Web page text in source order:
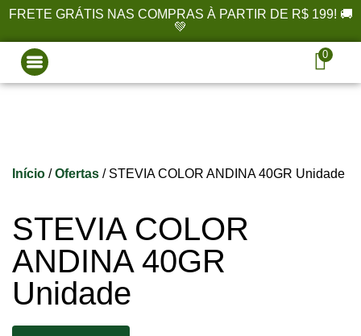
FRETE GRÁTIS NAS COMPRAS À PARTIR DE R$ 199! 🚚
💚
0
Início /Ofertas / STEVIA COLOR ANDINA 40GR Unidade
STEVIA COLOR
ANDINA 40GR
Unidade